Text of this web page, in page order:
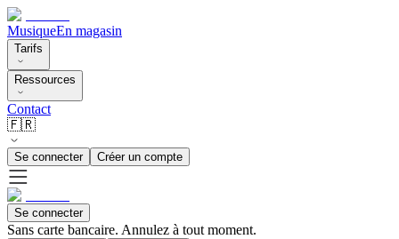
MusiqueEn magasin
Tarifs
Ressources
Contact
🇫🇷
Se connecter Créer un compte
Se connecter
Sans carte bancaire. Annulez à tout moment.